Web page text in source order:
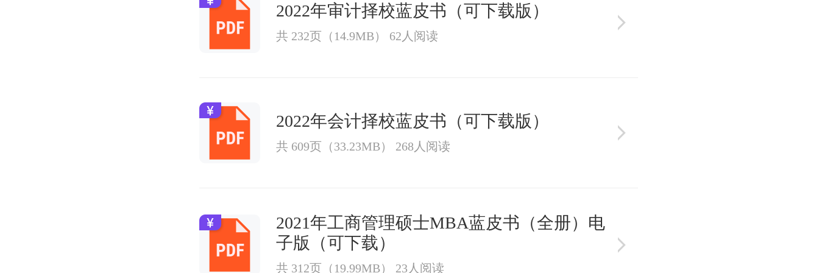
2022年审计择校蓝皮书（可下载版）
共 232页（14.9MB） 62人阅读
2022年会计择校蓝皮书（可下载版）
共 609页（33.23MB） 268人阅读
2021年工商管理硕士MBA蓝皮书（全册）电
子版（可下载）
共 312页（19.99MB） 23人阅读